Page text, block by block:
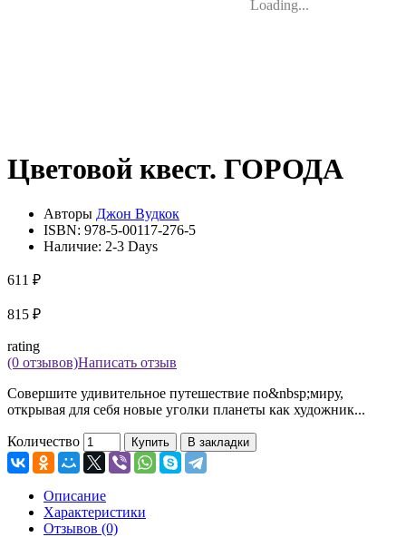
Loading...
Цветовой квест. ГОРОДА
Авторы Джон Вудкок
ISBN: 978-5-00117-276-5
Наличие: 2-3 Days
611 ₽
815 ₽
rating
(0 отзывов)Написать отзыв
Совершите удивительное путешествие по&nbsp;миру,
открывая для себя новые уголки планеты как художник...
Количество Купить В закладки
Описание
Характеристики
Отзывов (0)